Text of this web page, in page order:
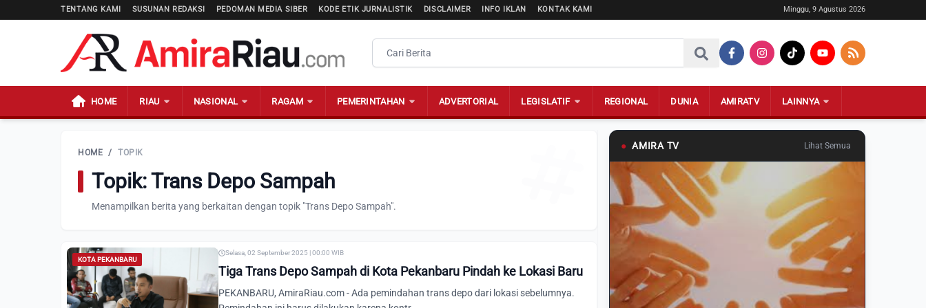
TENTANG KAMI SUSUNAN REDAKSI PEDOMAN MEDIA SIBER KODE ETIK JURNALISTIK DISCLAIMER INFO IKLAN KONTAK KAMI Minggu, 9 Agustus 2026
HOME RIAU NASIONAL RAGAM PEMERINTAHAN ADVERTORIAL LEGISLATIF REGIONAL DUNIA AMIRATV LAINNYA
HOME / TOPIK
Topik: Trans Depo Sampah
Menampilkan berita yang berkaitan dengan topik "Trans Depo Sampah".
KOTA PEKANBARU
Selasa, 02 September 2025 | 00:00 WIB
Tiga Trans Depo Sampah di Kota Pekanbaru Pindah ke Lokasi Baru
PEKANBARU, AmiraRiau.com - Ada pemindahan trans depo dari lokasi sebelumnya.
● AMIRA TV Lihat Semua